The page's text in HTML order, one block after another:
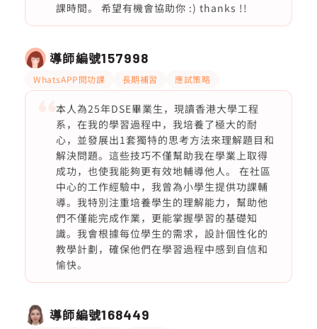
課時間。 希望有機會協助你 :) thanks !!
導師編號157998
WhatsAPP問功課 長期補習 應試策略
本人為25年DSE畢業生，現讀香港大學工程
系，在我的學習過程中，我培養了極大的耐
心，並發展出1套獨特的思考方法來理解題目和
解決問題。這些技巧不僅幫助我在學業上取得
成功，也使我能夠更有效地輔導他人。 在社區
中心的工作經驗中，我曾為小學生提供功課輔
導。我特別注重培養學生的理解能力，幫助他
們不僅能完成作業，更能掌握學習的基礎知
識。我會根據每位學生的需求，設計個性化的
教學計劃，確保他們在學習過程中感到自信和
愉快。
導師編號168449